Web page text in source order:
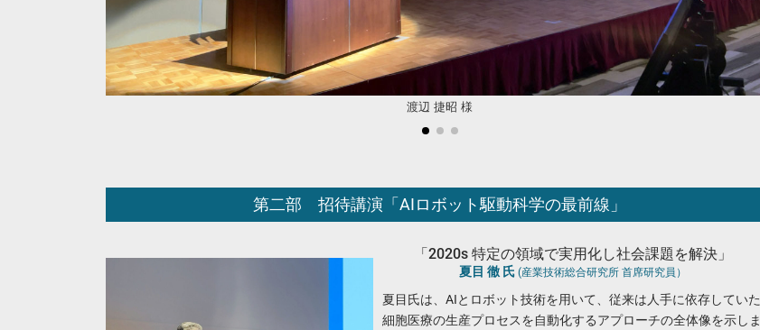
渡辺 捷昭 様
第二部 招待講演「AIロボット駆動科学の最前線」
「2020s 特定の領域で実用化し社会課題を解決」
夏目 徹 氏(産業技術総合研究所 首席研究員）
夏目氏は、AIとロボット技術を用いて、従来は人手に依存していた
細胞医療の生産プロセスを自動化するアプローチの全体像を示しま